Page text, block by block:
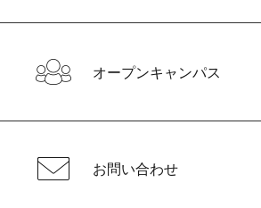
オープンキャンパス
お問い合わせ